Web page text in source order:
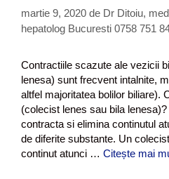
martie 9, 2020 de Dr Ditoiu,
hepatolog Bucuresti 0758 751
Contractiile scazute ale vezicii
lenesa) sunt frecvent intalnite,
altfel majoritatea bolilor biliare).
(colecist lenes sau bila
contracta si elimina continutul
de diferite substante. Un
continut atunci … Citește mai